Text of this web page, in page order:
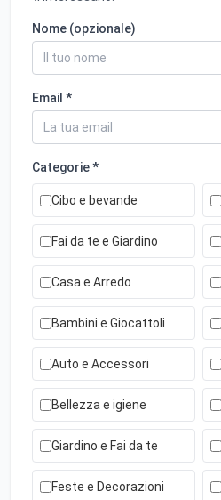
Nome (opzionale)
Email *
Categorie *
Cibo e bevande
Fai da te e Giardino
Casa e Arredo
Bambini e Giocattoli
Auto e Accessori
Bellezza e igiene
Giardino e Fai da te
Feste e Decorazioni